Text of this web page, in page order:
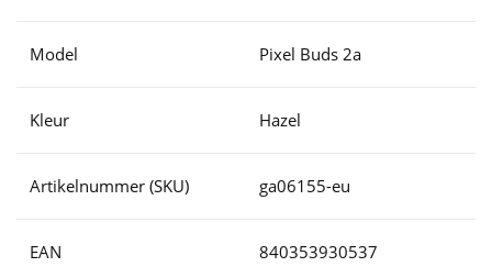
Model Pixel Buds 2a
Kleur Hazel
Artikelnummer (SKU) ga06155-eu
EAN 840353930537